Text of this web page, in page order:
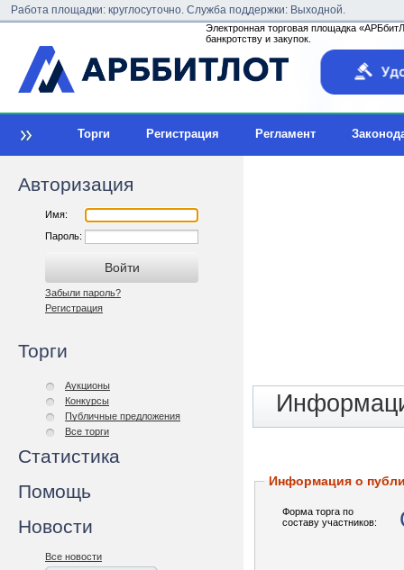
Работа площадки: круглосуточно. Служба поддержки: Выходной.
Электронная торговая площадка
банкротству и закупок.
Торги Регистрация Регламент
Авторизация
Имя:
Пароль:
Забыли пароль?
Регистрация
Торги
Аукционы
Конкурсы
Публичные предложения
Все торги
Статистика
Помощь
Новости
Все новости
Информация о
Форма торга по
составу участников: